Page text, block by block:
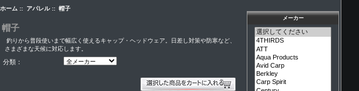
ホーム :: アパレル:: 帽子
帽子
釣りから普段使いまで幅広く使えるキャップ・ヘッドウェア。日差し対策や防寒など、
さまざまな天候に対応します。
分類：
メーカー
メーカーを選択